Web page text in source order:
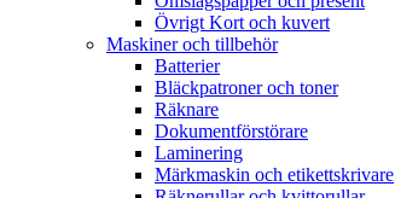
Övrigt Kort och kuvert
Maskiner och tillbehör
Batterier
Bläckpatroner och toner
Räknare
Dokumentförstörare
Laminering
Märkmaskin och etikettskrivare